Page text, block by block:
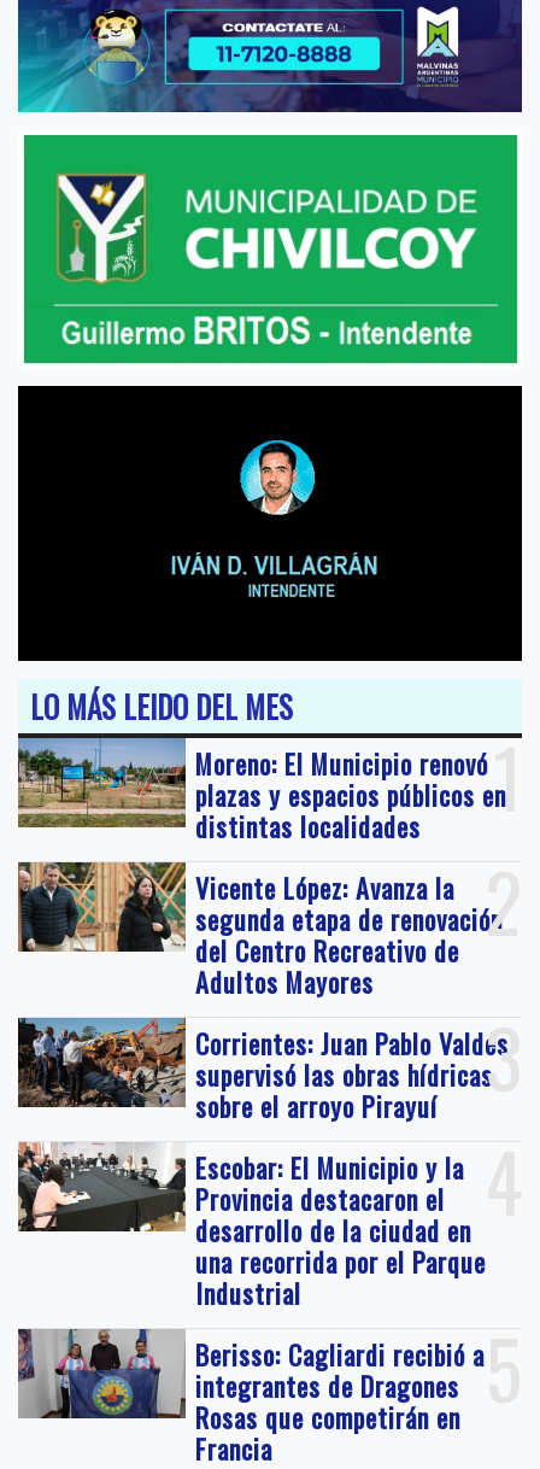
LO MÁS LEIDO DEL MES
1
Moreno: El Municipio renovó
plazas y espacios públicos en
distintas localidades
2
Vicente López: Avanza la
segunda etapa de renovación
del Centro Recreativo de
Adultos Mayores
3
Corrientes: Juan Pablo Valdés
supervisó las obras hídricas
sobre el arroyo Pirayuí
4
Escobar: El Municipio y la
Provincia destacaron el
desarrollo de la ciudad en
una recorrida por el Parque
Industrial
5
Berisso: Cagliardi recibió a
integrantes de Dragones
Rosas que competirán en
Francia